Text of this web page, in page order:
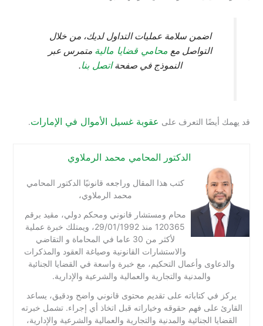
اضمن سلامة عمليات التداول لديك، من خلال
التواصل مع محامي قضايا مالية متمرس عبر
النموذج في صفحةاتصل بنا.
قد يهمك أيضًا التعرف على عقوبة غسيل الأموال في الإمارات.
الدكتور المحامي محمد الرملاوي
كتب هذا المقال وراجعه قانونيًا الدكتور المحامي
محمد الرملاوي،
محام ومستشار قانوني ومحكم دولي، مقيد برقم
120365 منذ 29/01/1992، ويمتلك خبرة عملية
لأكثر من 30 عاما في المحاماة و التقاضي
والاستشارات القانونية وصياغة العقود والمذكرات
والدعاوى وأعمال التحكيم، مع خبرة واسعة في القضايا الجنائية
والمدنية والتجارية والعمالية والشرعية والإدارية.
يركز في كتاباته على تقديم محتوى قانوني واضح ودقيق، يساعد
القارئ على فهم حقوقه وخياراته قبل اتخاذ أي إجراء. تشمل خبرته
القضايا الجنائية والمدنية والتجارية والعمالية والشرعية والإدارية،